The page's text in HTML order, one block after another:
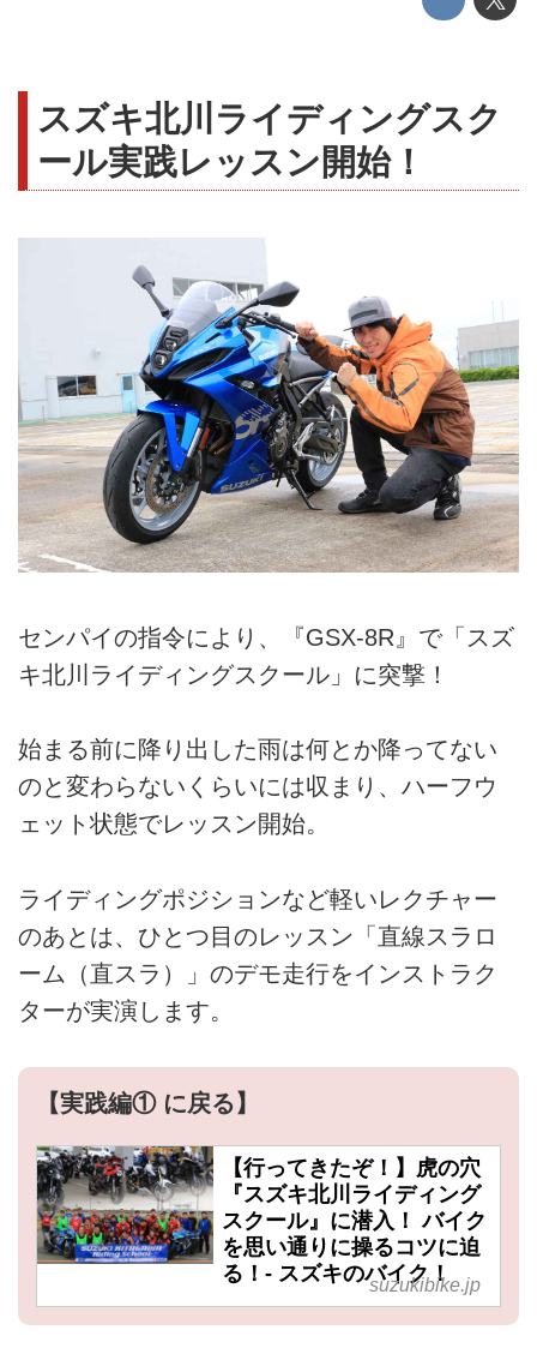
スズキ北川ライディングスク
ール実践レッスン開始！
センパイの指令により、『GSX-8R』で「スズ
キ北川ライディングスクール」に突撃！
始まる前に降り出した雨は何とか降ってない
のと変わらないくらいには収まり、ハーフウ
ェット状態でレッスン開始。
ライディングポジションなど軽いレクチャー
のあとは、ひとつ目のレッスン「直線スラロ
ーム（直スラ）」のデモ走行をインストラク
ターが実演します。
【実践編① に戻る】
【行ってきたぞ！】虎の穴
『スズキ北川ライディング
スクール』に潜入！ バイク
を思い通りに操るコツに迫
る！- スズキのバイク！
suzukibike.jp